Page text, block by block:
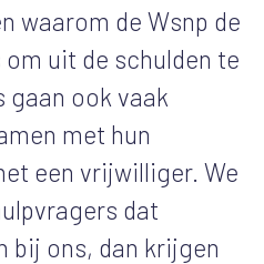
waarom de Wsnp de
uit de schulden te
gaan ook vaak
met hun
een vrijwilliger. We
dat
bij ons, dan krijgen